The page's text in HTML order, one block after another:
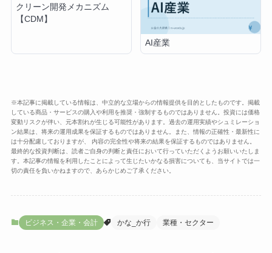
クリーン開発メカニズム
【CDM】
AI産業
※本記事に掲載している情報は、中立的な立場からの情報提供を目的としたものです。掲載
している商品・サービスの購入や利用を推奨・強制するものではありません。投資には価格
変動リスクが伴い、元本割れが生じる可能性があります。過去の運用実績やシュミレーショ
ン結果は、将来の運用成果を保証するものではありません。また、情報の正確性・最新性に
は十分配慮しておりますが、 内容の完全性や将来の結果を保証するものではありません。
最終的な投資判断は、読者ご自身の判断と責任において行っていただくようお願いいたしま
す。本記事の情報を利用したことによって生じたいかなる損害についても、当サイトでは一
切の責任を負いかねますので、あらかじめご了承ください。
ビジネス・企業・会計 かな_か行 業種・セクター